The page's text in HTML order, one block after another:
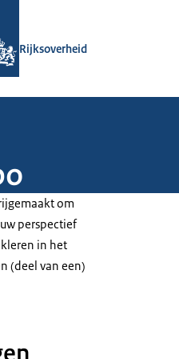
Rijksoverheid
om
perspectief
in het
(deel van een)